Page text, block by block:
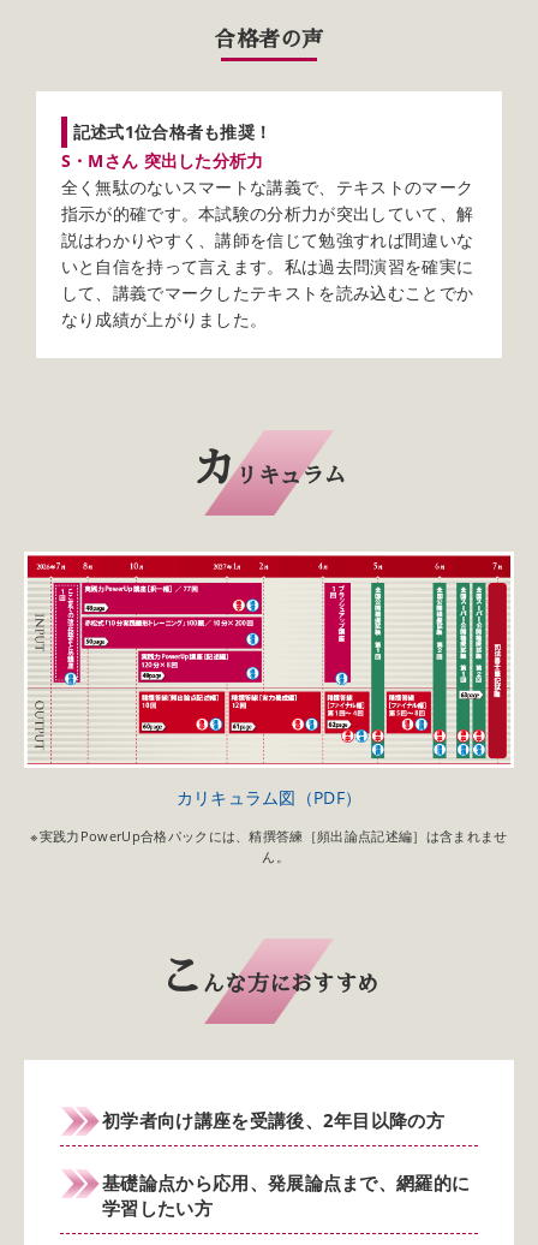
合格者の声
記述式1位合格者も推奨！
S・Mさん 突出した分析力
全く無駄のないスマートな講義で、テキストのマーク
指示が的確です。本試験の分析力が突出していて、解
説はわかりやすく、講師を信じて勉強すれば間違いな
いと自信を持って言えます。私は過去問演習を確実に
して、講義でマークしたテキストを読み込むことでか
なり成績が上がりました。
カリキュラム
カリキュラム図（PDF）
※実践力PowerUp合格パックには、精撰答練［頻出論点記述編］は含まれませ
ん。
こ んな方におすすめ
初学者向け講座を受講後、2年目以降の方
基礎論点から応用、発展論点まで、網羅的に
学習したい方